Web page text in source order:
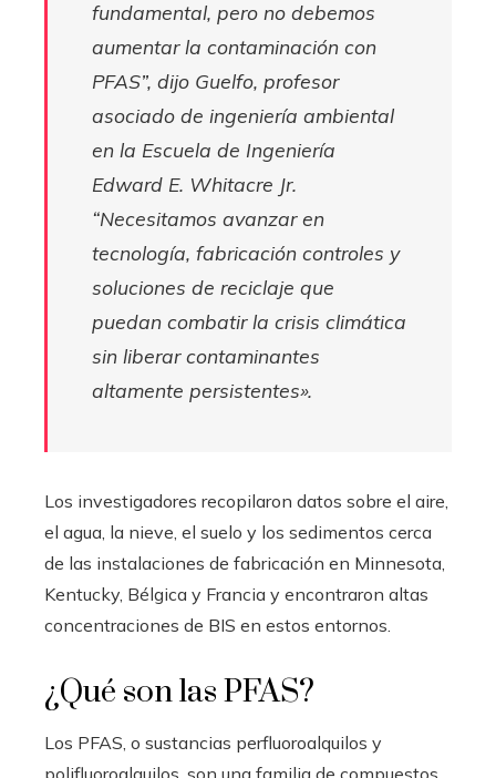
fundamental, pero no debemos
aumentar la contaminación con
PFAS”, dijo Guelfo, profesor
asociado de ingeniería ambiental
en la Escuela de Ingeniería
Edward E. Whitacre Jr.
“Necesitamos avanzar en
tecnología, fabricación controles y
soluciones de reciclaje que
puedan combatir la crisis climática
sin liberar contaminantes
altamente persistentes».
Los investigadores recopilaron datos sobre el aire,
el agua, la nieve, el suelo y los sedimentos cerca
de las instalaciones de fabricación en Minnesota,
Kentucky, Bélgica y Francia y encontraron altas
concentraciones de BIS en estos entornos.
¿Qué son las PFAS?
Los PFAS, o sustancias perfluoroalquilos y
polifluoroalquilos, son una familia de compuestos